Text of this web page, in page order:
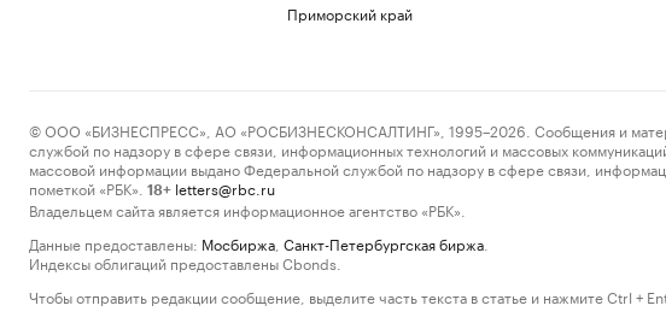
Приморский край
© ООО «БИЗНЕСПРЕСС», АО «РОСБИЗНЕСКОНСАЛТИНГ», 1995–2026. Сообщения и
службой по надзору в сфере связи, информационных технологий и массовых
массовой информации выдано Федеральной службой по надзору в сфере связи,
пометкой «РБК».
18+ letters@rbc.ru
Владельцем сайта является информационное агентство «РБК».
Данные предоставлены: Мосбиржа Санкт-Петербургская биржа
Индексы облигаций предоставлены Cbonds.
Чтобы отправить редакции сообщение, выделите часть текста в статье и нажмите Ctrl +